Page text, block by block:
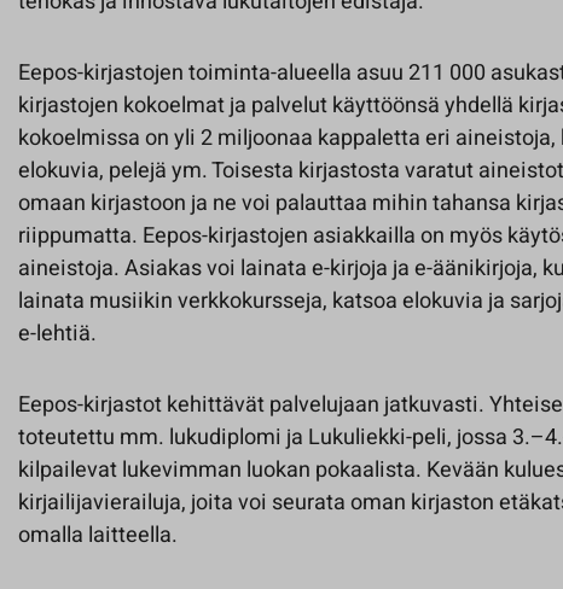
Eepos-kirjastojen toiminta-alueella asuu 211 000
kirjastojen kokoelmat ja palvelut käyttöönsä yhdellä
kokoelmissa on yli 2 miljoonaa kappaletta eri
elokuvia, pelejä ym. Toisesta kirjastosta varatut
omaan kirjastoon ja ne voi palauttaa mihin tahansa
riippumatta. Eepos-kirjastojen asiakkailla on myös
aineistoja. Asiakas voi lainata e-kirjoja ja e-äänikirjoja,
lainata musiikin verkkokursseja, katsoa elokuvia ja
e-lehtiä.
Eepos-kirjastot kehittävät palvelujaan jatkuvasti.
toteutettu mm. lukudiplomi ja Lukuliekki-peli, jossa
kilpailevat lukevimman luokan pokaalista. Kevään
kirjailijavierailuja, joita voi seurata oman kirjaston
omalla laitteella.